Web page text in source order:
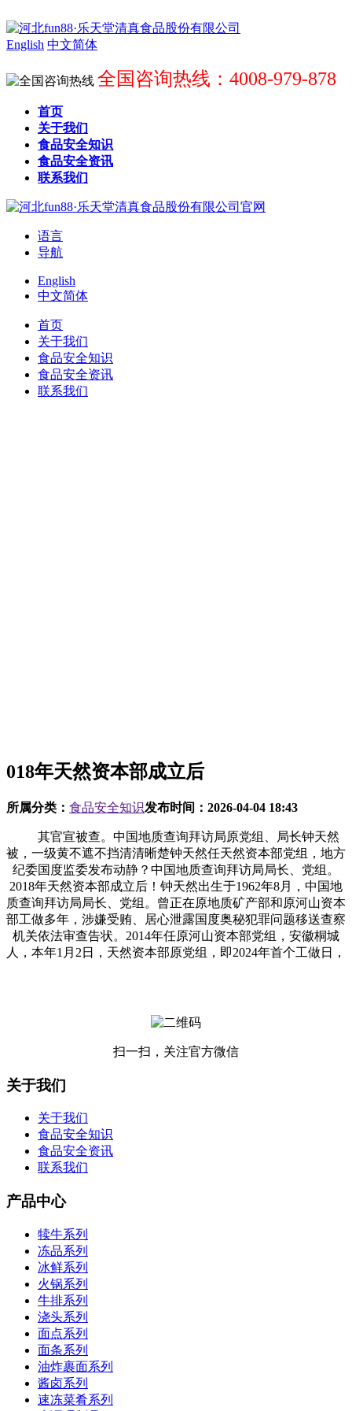
English 中文简体
全国咨询热线：4008-979-878
首页
关于我们
食品安全知识
食品安全资讯
联系我们
语言
导航
English
中文简体
首页
关于我们
食品安全知识
食品安全资讯
联系我们
018年天然资本部成立后
所属分类： 食品安全知识发布时间： 2026-04-04 18:43
其官宣被查。中国地质查询拜访局原党组、局长钟天然
被，一级黄不遮不挡清清晰楚钟天然任天然资本部党组，地方
纪委国度监委发布动静？中国地质查询拜访局局长、党组。
2018年天然资本部成立后！钟天然出生于1962年8月，中国地
质查询拜访局局长、党组。曾正在原地质矿产部和原河山资本
部工做多年，涉嫌受贿、居心泄露国度奥秘犯罪问题移送查察
机关依法审查告状。2014年任原河山资本部党组，安徽桐城
人，本年1月2日，天然资本部原党组，即2024年首个工做日，
扫一扫，关注官方微信
关于我们
关于我们
食品安全知识
食品安全资讯
联系我们
产品中心
犊牛系列
冻品系列
冰鲜系列
火锅系列
牛排系列
浇头系列
面点系列
面条系列
油炸裹面系列
酱卤系列
速冻菜肴系列